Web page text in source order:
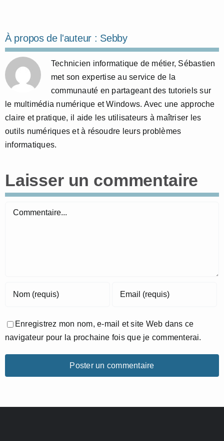
À propos de l'auteur : Sebby
Technicien informatique de métier, Sébastien
met son expertise au service de la
communauté en partageant des tutoriels sur
le multimédia numérique et Windows. Avec une approche
claire et pratique, il aide les utilisateurs à maîtriser les
outils numériques et à résoudre leurs problèmes
informatiques.
Laisser un commentaire
Commentaire
Enregistrez mon nom, e-mail et site Web dans ce
navigateur pour la prochaine fois que je commenterai.